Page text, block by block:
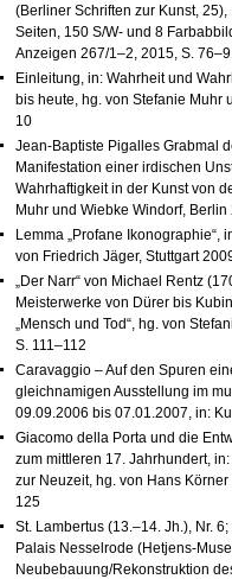
(Berliner Schriften zur Kunst,
Seiten, 150 S/W- und 8
Anzeigen 267/1–2, 2015, S.
Einleitung, in: Wahrheit und
bis heute, hg. von Stefanie Muhr
10
Jean-Baptiste Pigalles Grabmal
Manifestation einer irdischen
Wahrhaftigkeit in der Kunst von
Muhr und Wiebke Windorf,
Lemma „Profane Ikonographie“,
von Friedrich Jäger, Stuttgart
„Der Narr“ von Michael Rentz
Meisterwerke von Dürer bis
„Mensch und Tod“, hg. von
S. 111–112
Caravaggio – Auf den Spuren
gleichnamigen Ausstellung im
09.09.2006 bis 07.01.2007, in:
Giacomo della Porta und die
zum mittleren 17. Jahrhundert,
zur Neuzeit, hg. von Hans
125
St. Lambertus (13.–14. Jh.), Nr.
Palais Nesselrode (Hetjens-
Neubebauung/Rekonstruktion